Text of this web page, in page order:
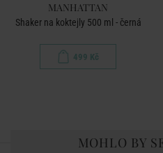
MANHATTAN
Shaker na koktejly 500 ml - černá
499 Kč
MOHLO BY